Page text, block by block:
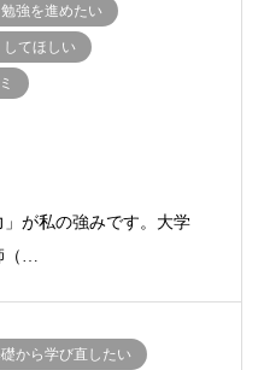
強を進めたい
てほしい
」が私の強みです。大学
（…
から学び直したい